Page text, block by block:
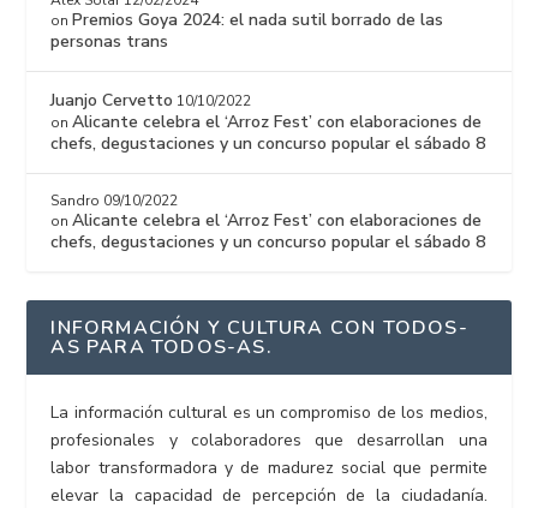
on Premios Goya 2024: el nada sutil borrado de las
personas trans
Juanjo Cervetto 10/10/2022
onAlicante celebra el ‘Arroz Fest’ con elaboraciones de
chefs, degustaciones y un concurso popular el sábado 8
Sandro 09/10/2022
onAlicante celebra el ‘Arroz Fest’ con elaboraciones de
chefs, degustaciones y un concurso popular el sábado 8
INFORMACIÓN Y CULTURA CON TODOS-
AS PARA TODOS-AS.
La información cultural es un compromiso de los medios,
profesionales y colaboradores que desarrollan una
labor transformadora y de madurez social que permite
elevar la capacidad de percepción de la ciudadanía.